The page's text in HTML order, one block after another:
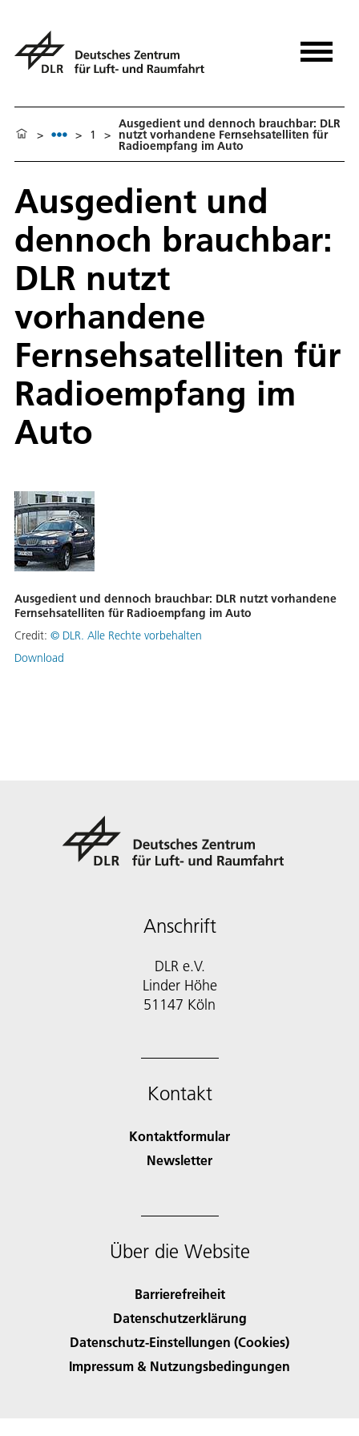
> > 1 >
Ausgedient und dennoch brauchbar: DLR
nutzt vorhandene Fernsehsatelliten für
Radioempfang im Auto
Ausgedient und
dennoch brauchbar:
DLR nutzt
vorhandene
Fernsehsatelliten für
Radioempfang im
Auto
Ausgedient und dennoch brauchbar: DLR nutzt vorhandene
Fernsehsatelliten für Radioempfang im Auto
Credit: © DLR. Alle Rechte vorbehalten
Download
Anschrift
DLR e.V.
Linder Höhe
51147 Köln
Kontakt
Kontaktformular
Newsletter
Über die Website
Barrierefreiheit
Datenschutzerklärung
Datenschutz-Einstellungen (Cookies)
Impressum & Nutzungsbedingungen